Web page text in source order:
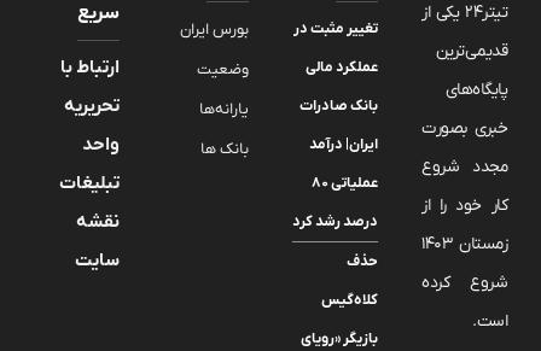
تیتر24 یکی از
قدیمی‌ترین
پایگاه‌های
خبری بصورت
مجدد شروع
کار خود را از
زمستان 1403
شروع کرده
است.
تغییر مثبت در
عملکرد مالی
بانک صادرات
ایران| درآمد
عملیاتی ۸۰
درصد رشد کرد
حذف
کلاه‌گیس
بازیگر «رویای
بورس ایران
وضعیت
یارانه‌ها
بانک ها
سریع
ارتباط با
تحریریه
واحد
تبلیغات
نقشه
سایت